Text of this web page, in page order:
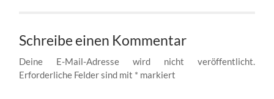
Schreibe einen Kommentar
Deine E-Mail-Adresse wird nicht veröffentlicht.
Erforderliche Felder sind mit * markiert